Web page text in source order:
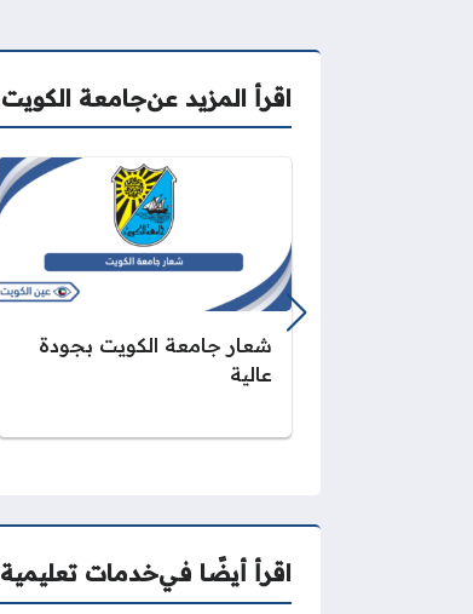
اقرأ المزيد عنجامعة الكويت
شعار جامعة الكويت بجودة
عالية
اقرأ أيضًا فيخدمات تعليمية